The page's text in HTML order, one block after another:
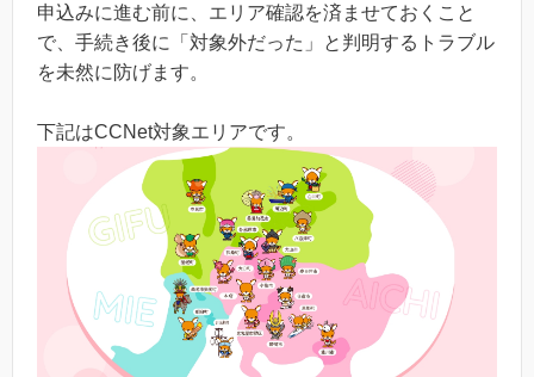
申込みに進む前に、エリア確認を済ませておくこと
で、手続き後に「対象外だった」と判明するトラブル
を未然に防げます。
下記はCCNet対象エリアです。